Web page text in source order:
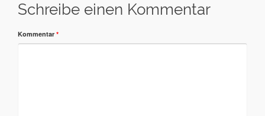
Schreibe einen Kommentar
Kommentar *